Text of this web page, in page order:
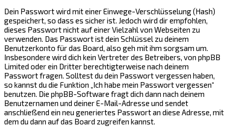
Dein Passwort wird mit einer Einwege-Verschlüsselung (Hash)
gespeichert, so dass es sicher ist. Jedoch wird dir empfohlen,
dieses Passwort nicht auf einer Vielzahl von Webseiten zu
verwenden. Das Passwort ist dein Schlüssel zu deinem
Benutzerkonto für das Board, also geh mit ihm sorgsam um.
Insbesondere wird dich kein Vertreter des Betreibers, von phpBB
Limited oder ein Dritter berechtigterweise nach deinem
Passwort fragen. Solltest du dein Passwort vergessen haben,
so kannst du die Funktion „Ich habe mein Passwort vergessen“
benutzen. Die phpBB-Software fragt dich dann nach deinem
Benutzernamen und deiner E-Mail-Adresse und sendet
anschließend ein neu generiertes Passwort an diese Adresse, mit
dem du dann auf das Board zugreifen kannst.